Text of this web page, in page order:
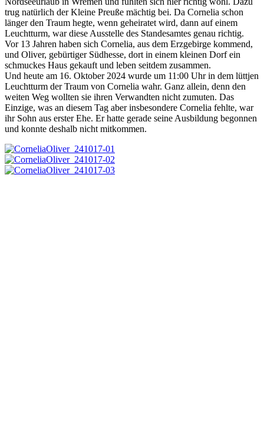
trug natürlich der Kleine Preuße mächtig bei. Da Cornelia schon
länger den Traum hegte, wenn geheiratet wird, dann auf einem
Leuchtturm, war diese Ausstelle des Standesamtes genau richtig.
Vor 13 Jahren haben sich Cornelia, aus dem Erzgebirge kommend,
und Oliver, gebürtiger Südhesse, dort in einem kleinen Dorf ein
schmuckes Haus gekauft und leben seitdem zusammen.
Und heute am 16. Oktober 2024 wurde um 11:00 Uhr in dem lüttjen
Leuchtturm der Traum von Cornelia wahr. Ganz allein, denn den
weiten Weg wollten sie ihren Verwandten nicht zumuten. Das
Einzige, was an diesem Tag aber insbesondere Cornelia fehlte, war
ihr Sohn aus erster Ehe. Er hatte gerade seine Ausbildung begonnen
und konnte deshalb nicht mitkommen.